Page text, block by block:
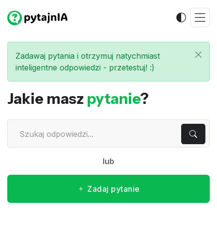
Zadawaj pytania i otrzymuj natychmiast
inteligentne odpowiedzi - przetestuj! :)
Jakie masz pytanie?
lub
Zadaj pytanie